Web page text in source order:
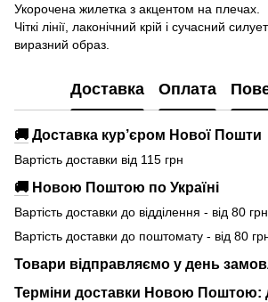
Укорочена жилетка з акцентом на плечах.
Чіткі лінії, лаконічний крій і сучасний
виразний образ.
Доставка Оплата
🚚 Доставка кур’єром Нової Пошти
Вартість доставки від 115 грн
🚚 Новою Поштою по Україні
Вартість доставки до відділення - від 80 грн.
Вартість доставки до поштомату - від 80
Товари відправляємо у день
Терміни доставки Новою Поштою: